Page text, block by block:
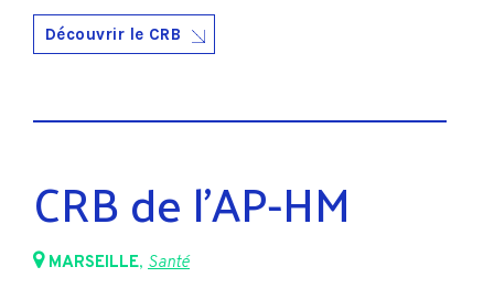
Découvrir le CRB
CRB de l’AP-HM
MARSEILLE, Santé